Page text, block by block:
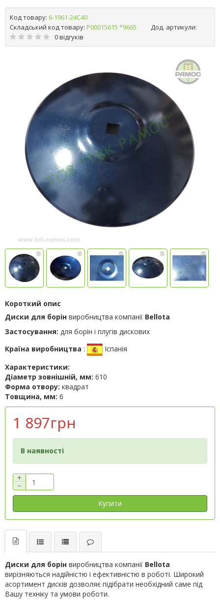
Код товару: 6-1961-24C40
Складський код товару: Р00015615 *9665
Дод. артикули:
0 відгуків
Короткий опис
Диски для борін виробництва компанії Bellota
Застосування: для борін і плугів дискових
Країна виробництва :
Іспанія
Характеристики:
Діаметр зовнішній, мм: 610
Форма отвору: квадрат
Товщина, мм: 6
1 897грн
В наявності
+
−
Купити
Диски для борін виробництва компанії Bellota
вирізняються надійністю і ефективністю в роботі. Широкий
асортимент дисків дозволяє підібрати необхідний саме під
Вашу техніку та умови роботи.